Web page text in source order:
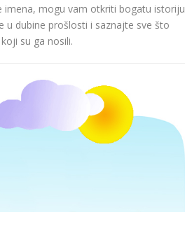
imena, mogu vam otkriti bogatu istoriju
u dubine prošlosti i saznajte sve što
su ga nosili.